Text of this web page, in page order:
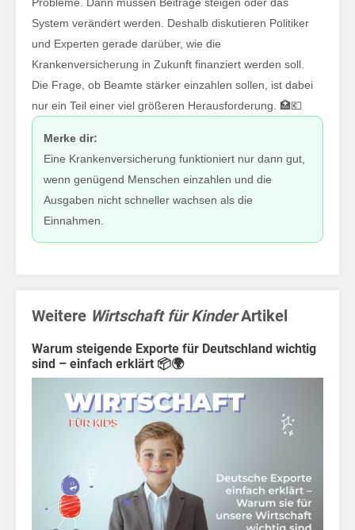
Sport
Berlin
MV
Wirtschaft
für
System verändert werden. Deshalb diskutieren Politiker
und Experten gerade darüber, wie die
Krankenversicherung in Zukunft finanziert werden soll.
Die Frage, ob Beamte stärker einzahlen sollen, ist dabei
nur ein Teil einer viel größeren Herausforderung. 🏥💶
Merke dir:
Eine Krankenversicherung funktioniert nur dann gut,
wenn genügend Menschen einzahlen und die
Ausgaben nicht schneller wachsen als die
Einnahmen.
Weitere Wirtschaft für KinderArtikel
Warum steigende Exporte für Deutschland wichtig
sind – einfach erklärt 📦🌍